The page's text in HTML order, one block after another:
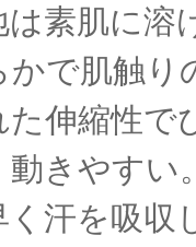
は素肌に溶
かで肌触り
た伸縮性で
動きやすい
く汗を吸収